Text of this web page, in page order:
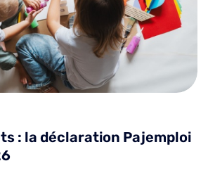
: la déclaration Pajemploi